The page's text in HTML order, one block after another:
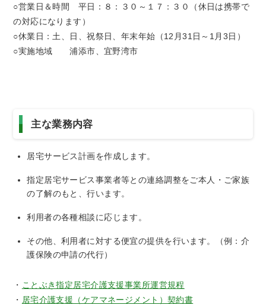
○営業日＆時間 平日：８：３０～１７：３０（休日は携帯で
の対応になります）
○休業日：土、日、祝祭日、年末年始（12月31日～1月3日）
○実施地域 浦添市、宜野湾市
主な業務内容
居宅サービス計画を作成します。
指定居宅サービス事業者等との連絡調整をご本人・ご家族
の了解のもと、行います。
利用者の各種相談に応じます。
その他、利用者に対する便宜の提供を行います。（例：介
護保険の申請の代行）
・ ことぶき指定居宅介護支援事業所運営規程
・ 居宅介護支援（ケアマネージメント）契約書